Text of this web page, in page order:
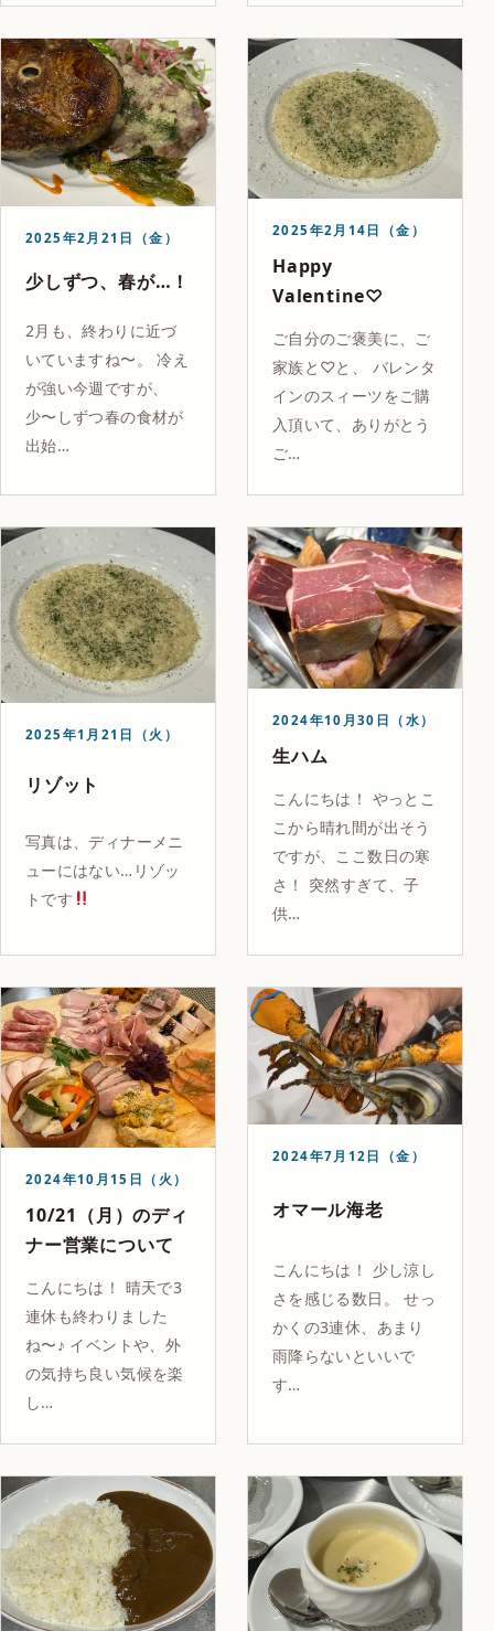
2025年2月21日（金）
少しずつ、春が…！
2月も、終わりに近づ
いていますね〜。 冷え
が強い今週ですが、
少〜しずつ春の食材が
出始…
2025年2月14日（金）
Happy
Valentine♡
ご自分のご褒美に、ご
家族と♡と、 バレンタ
インのスィーツをご購
入頂いて、ありがとう
ご…
2025年1月21日（火）
リゾット
写真は、ディナーメニ
ューにはない…リゾッ
トです
2024年10月30日（水）
生ハム
こんにちは！ やっとこ
こから晴れ間が出そう
ですが、ここ数日の寒
さ！ 突然すぎて、子
供…
2024年10月15日（火）
10/21（月）のディ
ナー営業について
こんにちは！ 晴天で3
連休も終わりました
ね〜♪ イベントや、外
の気持ち良い気候を楽
し…
2024年7月12日（金）
オマール海老
こんにちは！ 少し涼し
さを感じる数日。 せっ
かくの3連休、あまり
雨降らないといいで
す…